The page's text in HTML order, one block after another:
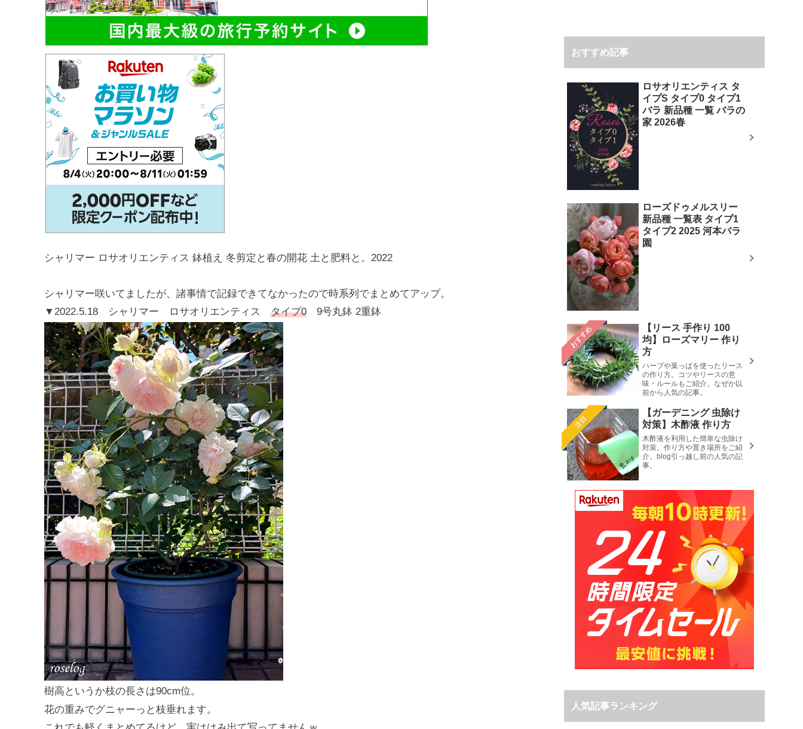
シャリマー ロサオリエンティス 鉢植え 冬剪定と春の開花 土と肥料と。2022
シャリマー咲いてましたが、諸事情で記録できてなかったので時系列でまとめてアップ。
▼2022.5.18 シャリマー ロサオリエンティス タイプ0 9号丸鉢 2重鉢
樹高というか枝の長さは90cm位。
花の重みでグニャーっと枝垂れます。
おすすめ記事
ロサオリエンティス タ
イプS タイプ0 タイプ1
バラ 新品種 一覧 バラの
家 2026春
ローズドゥメルスリー
新品種 一覧表 タイプ1
タイプ2 2025 河本バラ
園
おすすめ
【リース 手作り 100
均】ローズマリー 作り
方
ハーブや葉っぱを使ったリース
の作り方。コツやリースの意
味・ルールもご紹介。なぜか以
前から人気の記事。
注目
【ガーデニング 虫除け
対策】木酢液 作り方
木酢液を利用した簡単な虫除け
対策。作り方や置き場所をご紹
介。blog引っ越し前の人気の記
事。
人気記事ランキング